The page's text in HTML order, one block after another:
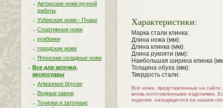
Авторские ножи ручной
работы
Узбекские ножи - Пчаки
Спортивные ножи
куябрики
городские ножи
Японские складные ножи
Все для заточки,
аксессуары
Алмазные бруски
Водные камни
Точилки и заточные
Характеристики:
Марка стали клинка:
Длина ножа (мм):
Длина клинка (мм):
Длина рукояти (мм):
Наибольшая ширина клинка
Толщина обуха (мм):
Твердость стали:
Все ножи, представленные на
вновь изготовленными изделиями.
изделия, находящегося на нашем